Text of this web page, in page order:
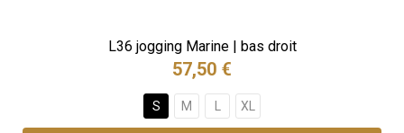
L36 jogging Marine | bas droit
57,50 €
S M XL